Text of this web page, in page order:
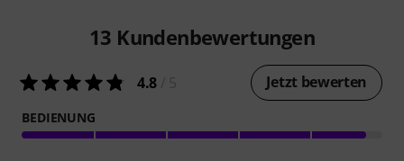
13 Kundenbewertungen
4.8 Jetzt bewerten
BEDIENUNG